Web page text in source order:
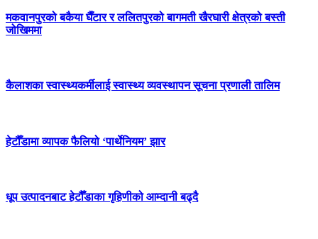
मकवानपुरको बकैया घैँटार र ललितपुरको बागमती खैरघारी क्षेत्रको बस्ती
जोखिममा
कैलाशका स्वास्थ्यकर्मीलाई स्वास्थ्य व्यवस्थापन सूचना प्रणाली तालिम
हेटौँडामा व्यापक फैलियो ‘पार्थेनियम’ झार
धूप उत्पादनबाट हेटौँडाका गृहिणीको आम्दानी बढ्दै